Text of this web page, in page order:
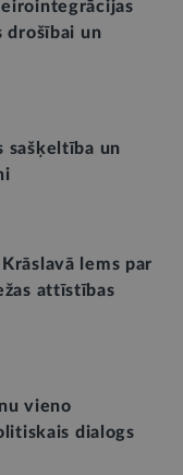
drošībai un
sašķeltība un
lems par
attīstības
vieno
dialogs